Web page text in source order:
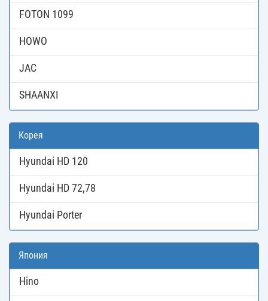
FOTON 1099
HOWO
JAC
SHAANXI
Корея
Hyundai HD 120
Hyundai HD 72,78
Hyundai Porter
Япония
Hino